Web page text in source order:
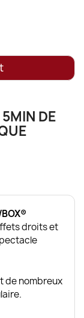
DE
droits et
de nombreux